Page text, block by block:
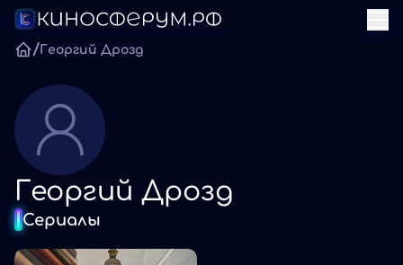
/Георгий Дрозд
Георгий Дрозд
Сериалы